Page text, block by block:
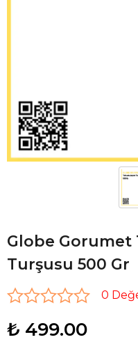
Globe Gorumet
Turşusu 500 Gr
0
₺ 499.00